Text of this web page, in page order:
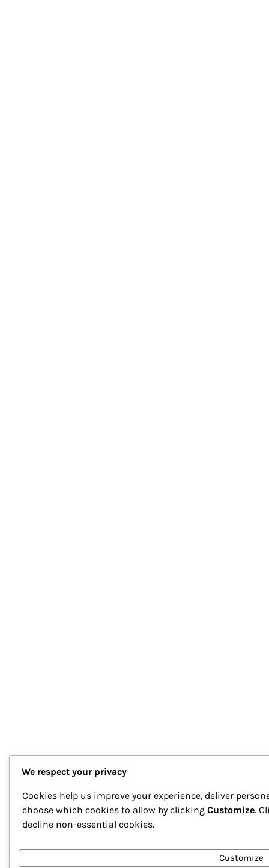
We respect your privacy
Cookies help us improve your experience, deliver
choose which cookies to allow by clicking Customize.
decline non-essential cookies.
Customize